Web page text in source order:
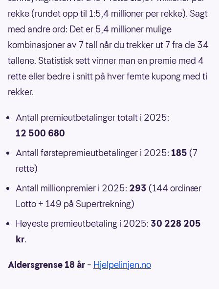
rekke (rundet opp til 1:5,4 millioner per rekke). Sagt
med andre ord: Det er 5,4 millioner mulige
kombinasjoner av 7 tall når du trekker ut 7 fra de 34
tallene. Statistisk sett vinner man en premie med 4
rette eller bedre i snitt på hver femte kupong med ti
rekker.
Antall premieutbetalinger totalt i 2025:
12 500 680
Antall førstepremieutbetalinger i 2025: 185 (7
rette)
Antall millionpremier i 2025: 293 (144 ordinær
Lotto + 149 på Supertrekning)
Høyeste premieutbetaling i 2025: 30 228 205
kr.
Aldersgrense 18 år – Hjelpelinjen.no